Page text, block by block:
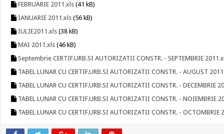
FEBRUARIE 2011.xls (41 kB)
IANUARIE 2011.xls (56 kB)
IULIE2011.xls (38 kB)
MAI 2011.xls (46 kB)
Septembrie CERTIF.URB.SI AUTORIZATII CONSTR. - SEPTEMBRIE
TABEL LUNAR CU CERTIF.URB.SI AUTORIZATII CONSTR. - AUGUST
TABEL LUNAR CU CERTIF.URB.SI AUTORIZATII CONSTR. - DECEMBRIE
TABEL LUNAR CU CERTIF.URB.SI AUTORIZATII CONSTR. - NOIEMBRIE
TABEL LUNAR CU CERTIF.URB.SI AUTORIZATII CONSTR. - OCTOMBRIE